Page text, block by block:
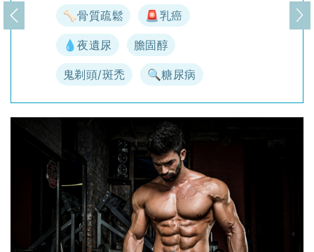
🦴骨質疏鬆 🚨乳癌
💧夜遺尿 膽固醇
鬼剃頭/斑禿 🔍糖尿病
上一頁 下